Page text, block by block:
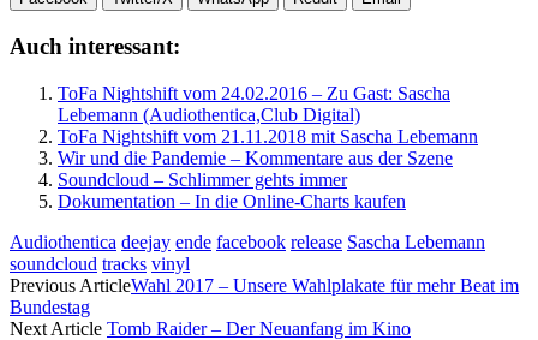
Auch interessant:
ToFa Nightshift vom 24.02.2016 – Zu Gast: Sascha
Lebemann (Audiothentica,Club Digital)
ToFa Nightshift vom 21.11.2018 mit Sascha Lebemann
Wir und die Pandemie – Kommentare aus der Szene
Soundcloud – Schlimmer gehts immer
Dokumentation – In die Online-Charts kaufen
Audiothentica deejay ende facebook release Sascha Lebemann
soundcloud tracks vinyl
Previous ArticleWahl 2017 – Unsere Wahlplakate für mehr Beat im
Bundestag
Next Article Tomb Raider – Der Neuanfang im Kino